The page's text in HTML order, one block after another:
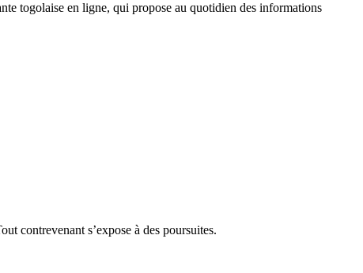
togolaise en ligne, qui propose au quotidien des informations
contrevenant s’expose à des poursuites.